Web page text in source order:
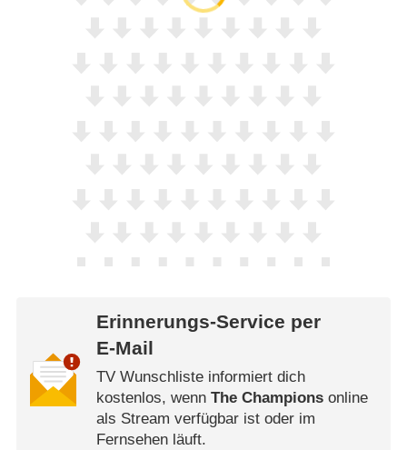
Erinnerungs-Service per
E-Mail
TV Wunschliste informiert dich
kostenlos, wenn The Championsonline
als Stream verfügbar ist oder im
Fernsehen läuft.